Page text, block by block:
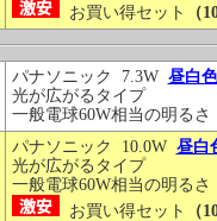
お買い得セット
（
パナソニック 7.3W 昼白色
光が広がるタイプ
一般電球60W相当の明るさ
パナソニック 10.0W 昼白
光が広がるタイプ
一般電球60W相当の明るさ
お買い得セット
（